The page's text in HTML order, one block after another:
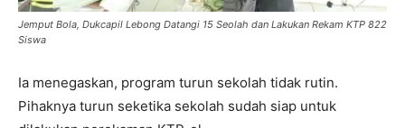
Jemput Bola, Dukcapil Lebong Datangi 15 Seolah dan Lakukan Rekam KTP 822
Siswa
Ia menegaskan, program turun sekolah tidak rutin.
Pihaknya turun seketika sekolah sudah siap untuk